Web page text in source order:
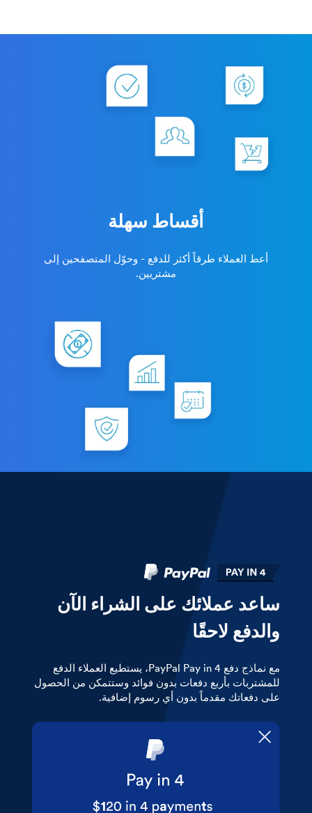
أقساط سهلة
أعط العملاء طرقاً أكثر للدفع - وحوّل المتصفحين إلى
مشتريين.
ساعد عملائك على الشراء الآن
والدفع لاحقًا
مع نماذج دفع PayPal Pay in 4، يستطيع العملاء الدفع
للمشتربات بأربع دفعات بدون فوائد وستتمكن من الحصول
على دفعاتك مقدماً بدون أي رسوم إضافية.